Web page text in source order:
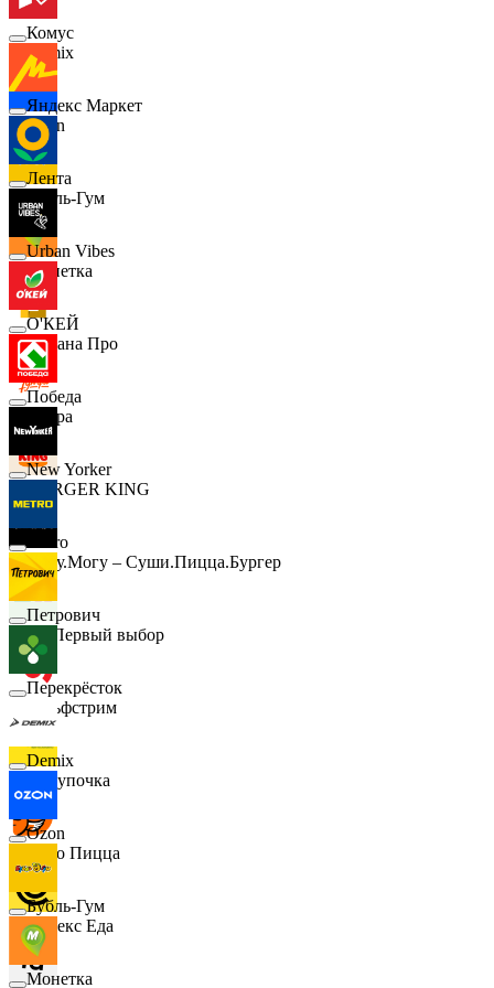
Demix
Ozon
Бубль-Гум
Монетка
Лемана Про
7 утра
BURGER KING
Хочу.Могу – Суши.Пицца.Бургер
B1 Первый выбор
Гольфстрим
Покупочка
Додо Пицца
Яндекс Еда
Комус
Яндекс Маркет
Лента
Urban Vibes
О'КЕЙ
Победа
New Yorker
Metro
Петрович
Перекрёсток
Demix
Ozon
Бубль-Гум
Монетка